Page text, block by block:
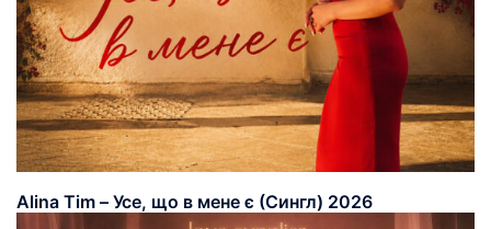
Alina Tim – Усе, що в мене є (Сингл) 2026